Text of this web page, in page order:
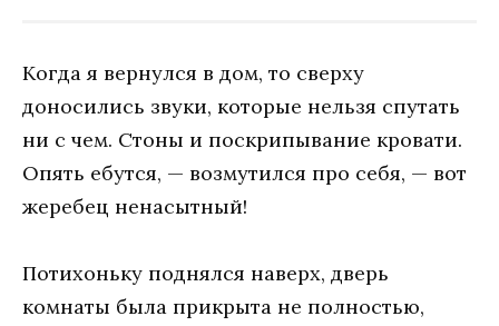
Когда я вернулся в дом, то сверху
доносились звуки, которые нельзя спутать
ни с чем. Стоны и поскрипывание кровати.
Опять ебутся, — возмутился про себя, — вот
жеребец ненасытный!
Потихоньку поднялся наверх, дверь
комнаты была прикрыта не полностью,